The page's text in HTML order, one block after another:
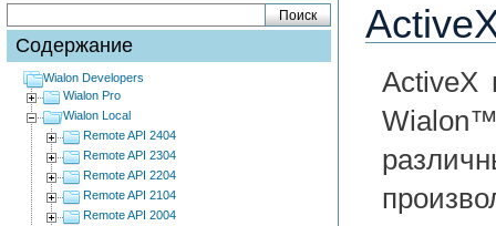
Содержание
Wialon Developers
Wialon Pro
Wialon Local
Remote API 2404
Remote API 2304
Remote API 2204
Remote API 2104
Remote API 2004
ActiveX